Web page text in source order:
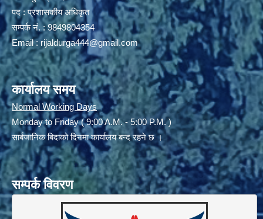
पद : प्रशासकीय अधिकृत
सम्पर्क नं. : 9849804354
Email : rijaldurga444@gmail.com
कार्यालय समय
Normal Working Days
Monday to Friday ( 9:00 A.M. - 5:00 P.M. )
सार्बजानिक बिदाको दिनमा कार्यालय बन्द रहने छ ।
सम्पर्क विवरण